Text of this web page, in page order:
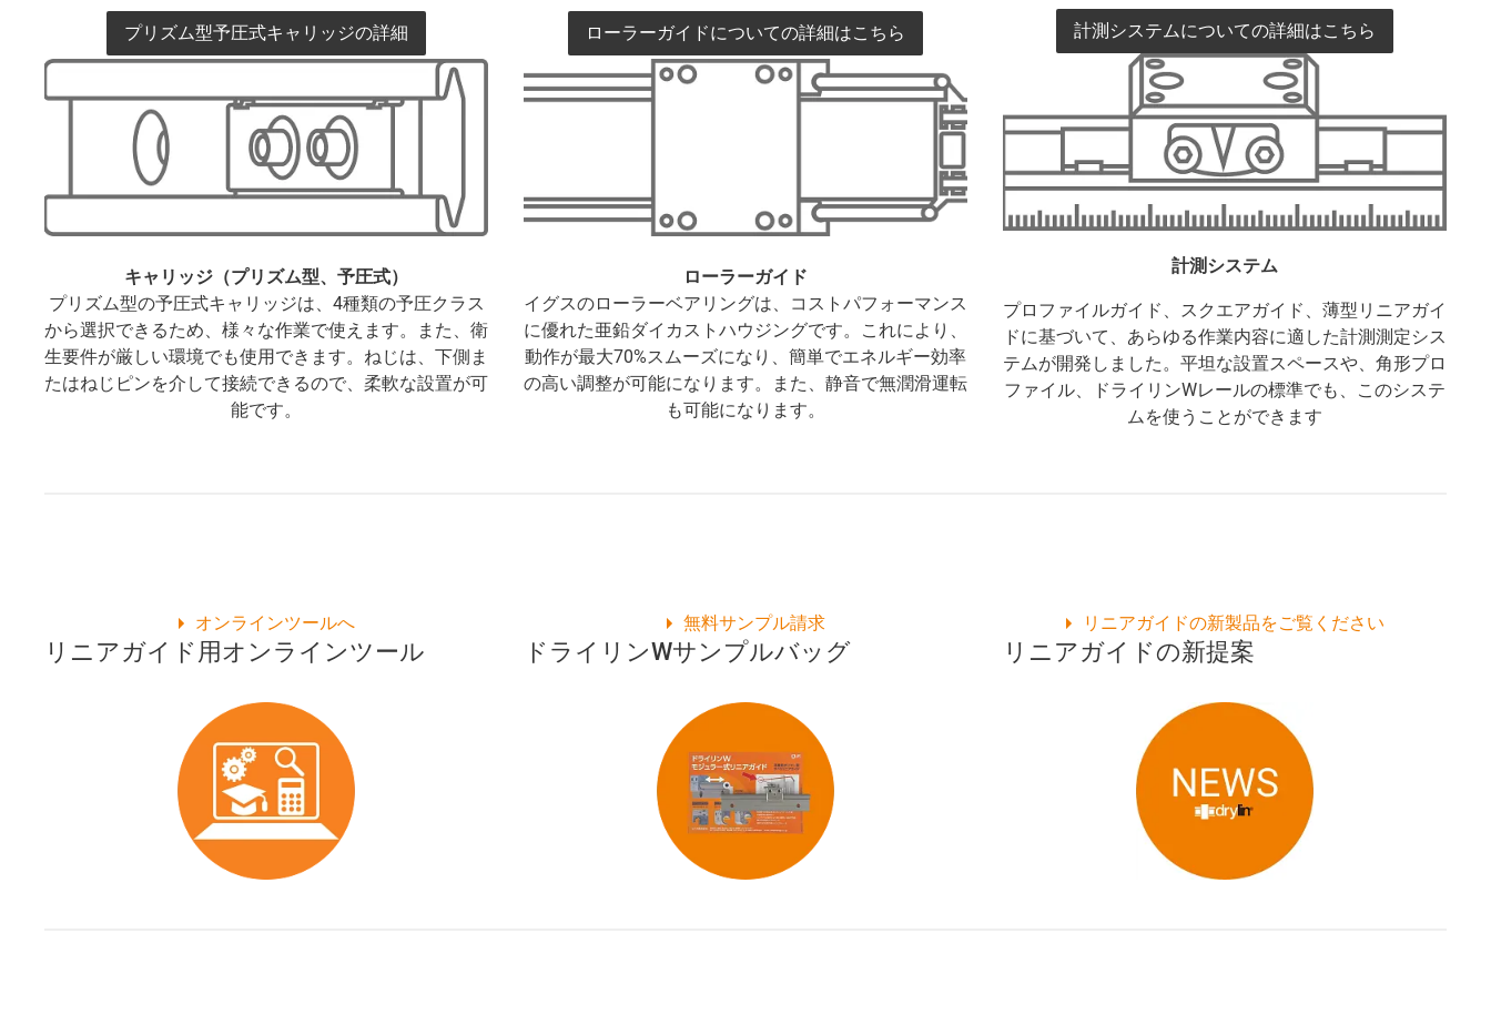
キャリッジ（プリズム型、予圧式）
プリズム型の予圧式キャリッジは、4種類の予圧クラス
から選択できるため、様々な作業で使えます。また、衛
生要件が厳しい環境でも使用できます。ねじは、下側ま
たはねじピンを介して接続できるので、柔軟な設置が可
能です。
プリズム型予圧式キャリッジの詳細
ローラーガイド
イグスのローラーベアリングは、コストパフォーマンス
に優れた亜鉛ダイカストハウジングです。これにより、
動作が最大70%スムーズになり、簡単でエネルギー効率
の高い調整が可能になります。また、静音で無潤滑運転
も可能になります。
ローラーガイドについての詳細はこちら
計測システム
プロファイルガイド、スクエアガイド、薄型リニアガイ
ドに基づいて、あらゆる作業内容に適した計測測定シス
テムが開発しました。平坦な設置スペースや、角形プロ
ファイル、ドライリンWレールの標準でも、このシステ
ムを使うことができます
計測システムについての詳細はこちら
リニアガイド用オンラインツール
オンラインツールへ
ドライリンWサンプルバッグ
無料サンプル請求
リニアガイドの新提案
リニアガイドの新製品をご覧ください